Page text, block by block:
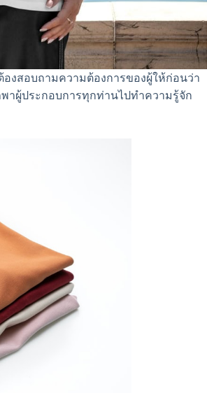
องสอบถามความต้องการของผู้ให้ก่อนว่า
าผู้ประกอบการทุกท่านไปทำความรู้จัก